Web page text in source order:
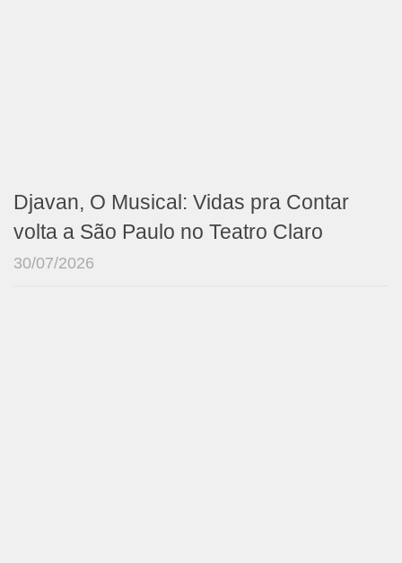
Djavan, O Musical: Vidas pra Contar
volta a São Paulo no Teatro Claro
30/07/2026